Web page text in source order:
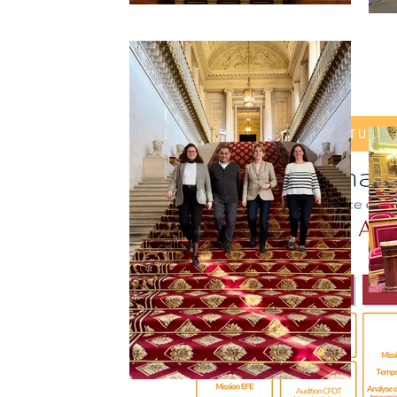
SUIVEZ MON